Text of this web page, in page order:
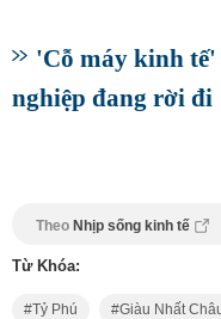
'Cỗ máy kinh tế'
nghiệp đang rời đi
Theo Nhịp sống kinh tế
Từ Khóa:
Tỷ Phú Giàu Nhất